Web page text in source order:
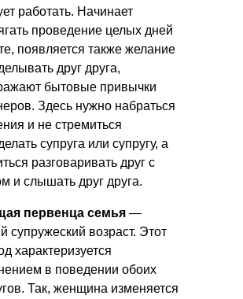
работать. Начинает
проведение целых дней
появляется также желание
друг друга,
бытовые привычки
Здесь нужно набраться
и не стремиться
супруга или супругу, а
разговаривать друг с
и слышать друг друга.
первенца семья —
супружеский возраст. Этот
характеризуется
в поведении обоих
Так, женщина изменяется